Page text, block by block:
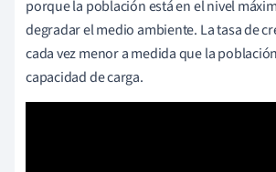
porque la población está en el nivel
degradar el medio ambiente. La tasa de
cada vez menor a medida que la
capacidad de carga.